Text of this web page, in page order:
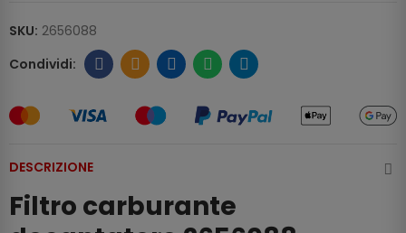
SKU: 2656088
DESCRIZIONE
Filtro carburante